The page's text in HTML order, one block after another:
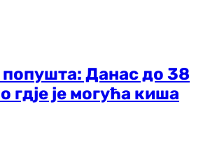
Данас до 38
гдје је могућа киша